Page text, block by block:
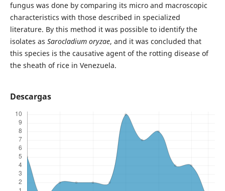
fungus was done by comparing its micro and macroscopic
characteristics with those described in specialized
literature. By this method it was possible to identify the
isolates as Sarocladium oryzae, and it was concluded that
this species is the causative agent of the rotting disease of
the sheath of rice in Venezuela.
Descargas